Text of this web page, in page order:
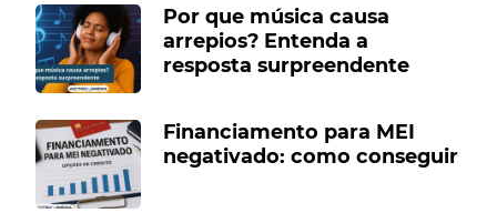
Por que música causa
arrepios? Entenda a
resposta surpreendente
Financiamento para MEI
negativado: como conseguir